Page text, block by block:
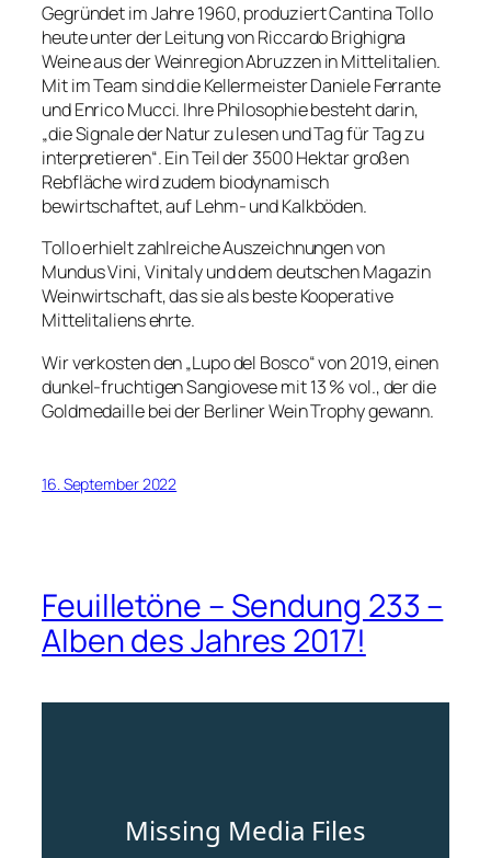
Gegründet im Jahre 1960, produziert Cantina Tollo
heute unter der Leitung von Riccardo Brighigna
Weine aus der Weinregion Abruzzen in Mittelitalien.
Mit im Team sind die Kellermeister Daniele Ferrante
und Enrico Mucci. Ihre Philosophie besteht darin,
„die Signale der Natur zu lesen und Tag für Tag zu
interpretieren“. Ein Teil der 3500 Hektar großen
Rebfläche wird zudem biodynamisch
bewirtschaftet, auf Lehm- und Kalkböden.
Tollo erhielt zahlreiche Auszeichnungen von
Mundus Vini, Vinitaly und dem deutschen Magazin
Weinwirtschaft, das sie als beste Kooperative
Mittelitaliens ehrte.
Wir verkosten den „Lupo del Bosco“ von 2019, einen
dunkel-fruchtigen Sangiovese mit 13 % vol., der die
Goldmedaille bei der Berliner Wein Trophy gewann.
16. September 2022
Feuilletöne – Sendung 233 –
Alben des Jahres 2017!